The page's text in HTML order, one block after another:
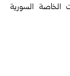
‏الخاصة السورية